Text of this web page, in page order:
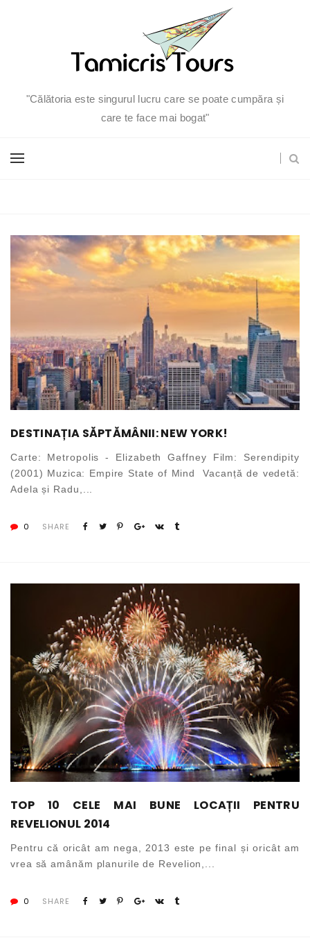
"Călătoria este singurul lucru care se poate cumpăra și
care te face mai bogat"
DESTINAȚIA SĂPTĂMÂNII: NEW YORK!
Carte: Metropolis - Elizabeth Gaffney Film: Serendipity
(2001) Muzica: Empire State of Mind Vacanță de vedetă:
Adela și Radu,...
0 SHARE
TOP 10 CELE MAI BUNE LOCAȚII PENTRU
REVELIONUL 2014
Pentru că oricât am nega, 2013 este pe final și oricât am
vrea să amânăm planurile de Revelion,...
0 SHARE